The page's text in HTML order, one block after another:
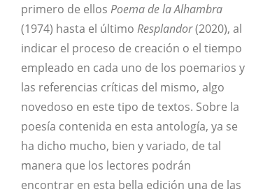
primero de ellos Poema de la Alhambra
(1974) hasta el último Resplandor(2020), al
indicar el proceso de creación o el tiempo
empleado en cada uno de los poemarios y
las referencias críticas del mismo, algo
novedoso en este tipo de textos. Sobre la
poesía contenida en esta antología, ya se
ha dicho mucho, bien y variado, de tal
manera que los lectores podrán
encontrar en esta bella edición una de las